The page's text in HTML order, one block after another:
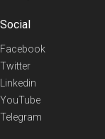
Social
Facebook
Twitter
Linkedin
YouTube
Telegram